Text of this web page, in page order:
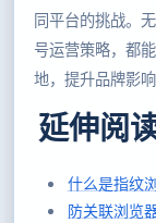
同平台的挑战。
号运营策略，都
地，提升品牌影
延伸阅
什么是指纹
防关联浏览